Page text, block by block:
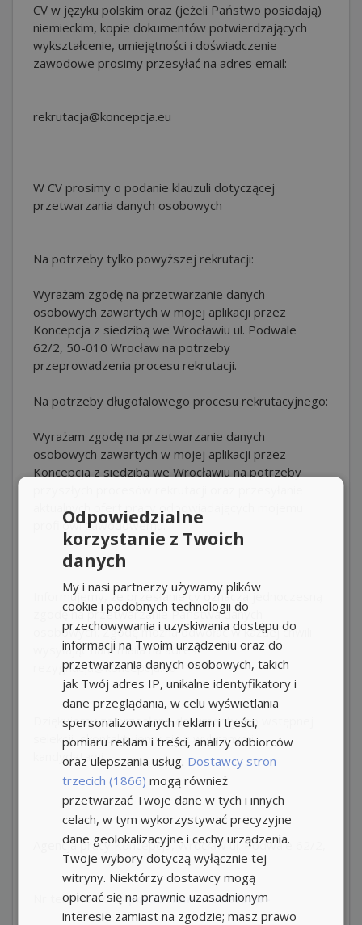
CV w języku polskim oraz (jeżeli Państwo posiadają)
niemieckim, kopie dokumentów potwierdzających
wykształcenie, umiejętności i doświadczenie
zawodowe prosimy przesyłać na adres email:
rekrutacja@koncepcja.eu
W CV prosimy o podanie klauzuli dotyczącej
przetwarzania danych osobowych
Na potrzeby tylko powyższej rekrutacji:
Wyrażam zgodę na przetwarzanie danych
osobowych zawartych w mojej aplikacji przez
Koncepcja z siedzibą we Wrocławiu ul. Podwale
62/2, 50-010 Wrocław na potrzeby
przeprowadzenia procesu rekrutacji.
Na potrzeby długofalowego procesu rekrutacyjnego:
Wyrażam zgodę na przetwarzanie danych
osobowych zawartych w mojej aplikacji przez
Koncepcja z siedzibą we Wrocławiu na potrzeby
aktualnych ofert pracy odpowiadających mojemu
profilowi zawodowemu.
Informujemy, że przesłanie cv oznacza jednoczesną
zgodę na przetwarzanie Państwa danych
osobowych. Zgodę można odwołać w każdej chwili
wysyłając nam maila na adres:
rezygnacja@koncepcja.eu
Dziękujemy za przesłane dokumenty, po wstępnej
selekcji, skontaktujemy się z wybranymi
kandydatami.
Agencja pracyKoncepcja, Wrocław ul. Podwale 62/2,
Nr tel.+48 664- pokaż numer telefonu -
Odpowiedzialne
korzystanie z Twoich
danych
My i nasi partnerzy używamy plików
cookie i podobnych technologii do
przechowywania i uzyskiwania dostępu do
informacji na Twoim urządzeniu oraz do
przetwarzania danych osobowych, takich
jak Twój adres IP, unikalne identyfikatory i
dane przeglądania, w celu wyświetlania
spersonalizowanych reklam i treści,
pomiaru reklam i treści, analizy odbiorców
oraz ulepszania usług. Dostawcy stron
trzecich (1866) mogą również
przetwarzać Twoje dane w tych i innych
celach, w tym wykorzystywać precyzyjne
dane geolokalizacyjne i cechy urządzenia.
Twoje wybory dotyczą wyłącznie tej
witryny. Niektórzy dostawcy mogą
opierać się na prawnie uzasadnionym
interesie zamiast na zgodzie; masz prawo